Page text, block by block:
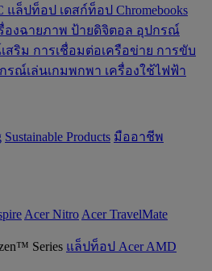
แล็ปท็อป เดสก์ท็อป Chromebooks
องฉายภาพ ป้ายดิจิตอล อุปกรณ์
สริม การเชื่อมต่อเครือข่าย การขับ
รณ์เล่นเกมพกพา เครื่องใช้ไฟฟ้า
‌Sustainable Products มืออาชีพ
Acer Nitro Acer TravelMate
แล็ปท็อป Acer AMD